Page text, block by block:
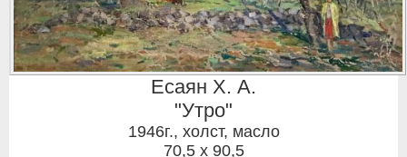
Есаян Х. А.
"Утро"
1946г., холст, масло
70,5 x 90,5